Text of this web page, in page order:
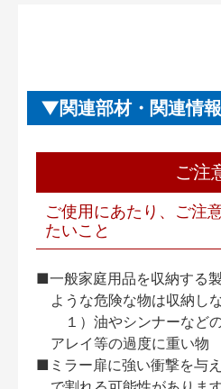
関連部材・関連情報
ご注
ご使用にあたり、ご注
たいこと
■一般家庭用品を収納する
ような危険な物は収納し
１）油やシンナーなど
アレイ等の過度に重い物
■ミラー扉に強い衝撃を与